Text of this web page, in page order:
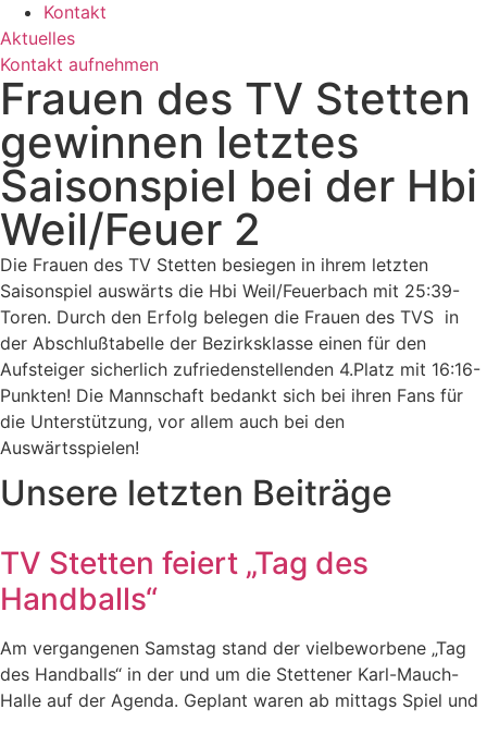
Kontakt
Aktuelles
Kontakt aufnehmen
Frauen des TV Stetten
gewinnen letztes
Saisonspiel bei der Hbi
Weil/Feuer 2
Die Frauen des TV Stetten besiegen in ihrem letzten
Saisonspiel auswärts die Hbi Weil/Feuerbach mit 25:39-
Toren. Durch den Erfolg belegen die Frauen des TVS in
der Abschlußtabelle der Bezirksklasse einen für den
Aufsteiger sicherlich zufriedenstellenden 4.Platz mit 16:16-
Punkten! Die Mannschaft bedankt sich bei ihren Fans für
die Unterstützung, vor allem auch bei den
Auswärtsspielen!
Unsere letzten Beiträge
TV Stetten feiert „Tag des
Handballs“
Am vergangenen Samstag stand der vielbeworbene „Tag
des Handballs“ in der und um die Stettener Karl-Mauch-
Halle auf der Agenda. Geplant waren ab mittags Spiel und